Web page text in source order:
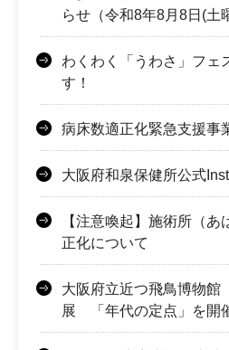
らせ（令和8年8月8日(土
わくわく「うわさ」フェ
す！
病床数適正化緊急支援事
大阪府和泉保健所公式
【注意喚起】施術所（
正化について
大阪府立近つ飛鳥博物
展 「年代の定点」を開